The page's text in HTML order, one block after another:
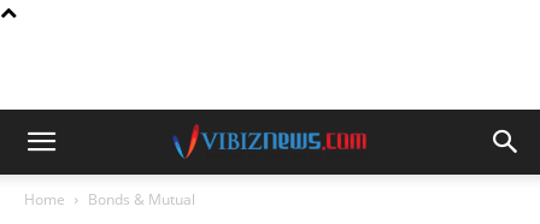
Home Bonds & Mutual